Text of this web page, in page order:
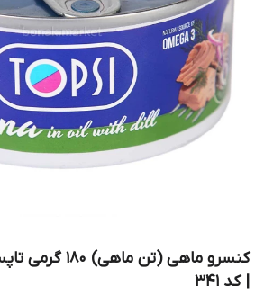
کنسرو ماهی (تن
| کد 341